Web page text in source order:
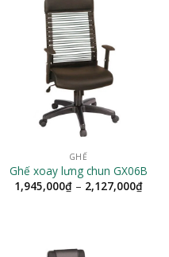
GHẾ
Ghế xoay lưng chun GX06B
1,945,000₫ – 2,127,000₫
giá: